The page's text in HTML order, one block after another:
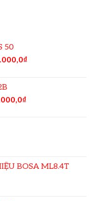
50
₫
₫
BOSA ML8.4T